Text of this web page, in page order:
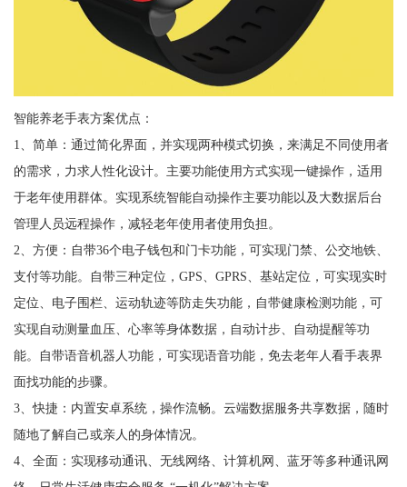
智能养老手表方案优点：
1、简单：通过简化界面，并实现两种模式切换，来满足不同使用者
的需求，力求人性化设计。主要功能使用方式实现一键操作，适用
于老年使用群体。实现系统智能自动操作主要功能以及大数据后台
管理人员远程操作，减轻老年使用者使用负担。
2、方便：自带36个电子钱包和门卡功能，可实现门禁、公交地铁、
支付等功能。自带三种定位，GPS、GPRS、基站定位，可实现实时
定位、电子围栏、运动轨迹等防走失功能，自带健康检测功能，可
实现自动测量血压、心率等身体数据，自动计步、自动提醒等功
能。自带语音机器人功能，可实现语音功能，免去老年人看手表界
面找功能的步骤。
3、快捷：内置安卓系统，操作流畅。云端数据服务共享数据，随时
随地了解自己或亲人的身体情况。
4、全面：实现移动通讯、无线网络、计算机网、蓝牙等多种通讯网